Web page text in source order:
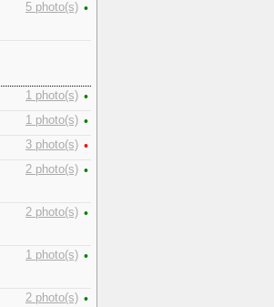
5 photo(s) •
1 photo(s) •
1 photo(s) •
3 photo(s) •
2 photo(s) •
2 photo(s) •
1 photo(s) •
2 photo(s) •